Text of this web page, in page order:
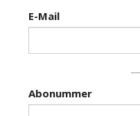
Stellen